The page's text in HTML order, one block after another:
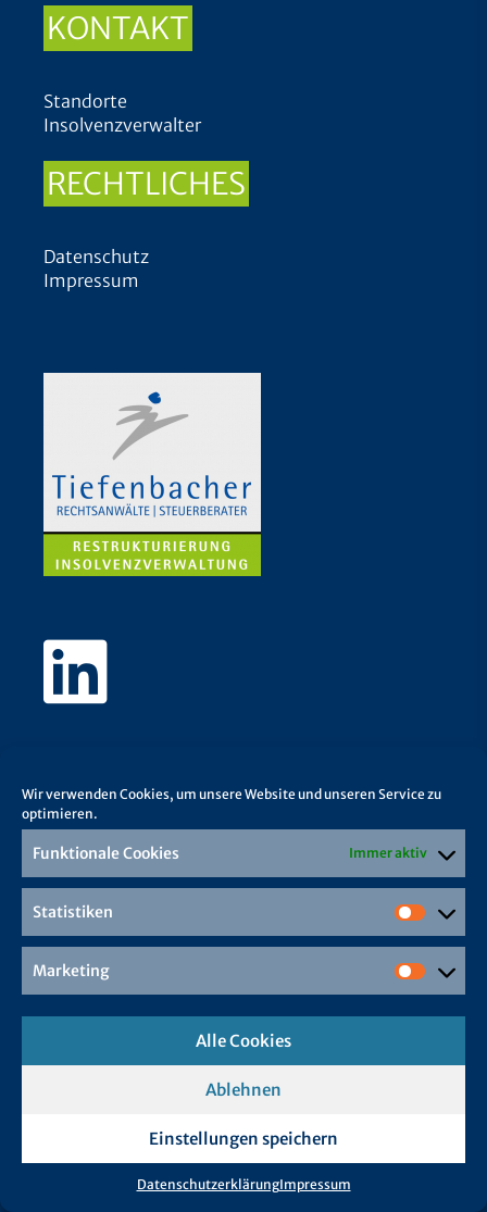
Wir verwenden Cookies, um unsere Website und unseren Service zu
optimieren.
Funktionale Cookies Immer aktiv
Statistiken
Marketing
Alle Cookies
Ablehnen
Einstellungen speichern
DatenschutzerklärungImpressum
KONTAKT
Standorte
Insolvenzverwalter
RECHTLICHES
Datenschutz
Impressum